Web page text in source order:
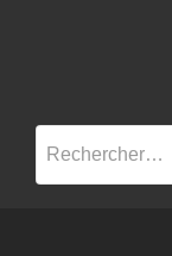
Rechercher :